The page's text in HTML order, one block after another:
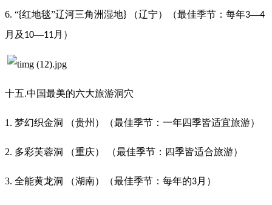
6. “{红地毯”辽河三角洲湿地} （辽宁）（最佳季节：每年3—4
月及 10—11月）
十五.中国最美的六大旅游洞穴
1. 梦幻织金洞 （贵州）（最佳季节：一年四季皆适宜旅游）
2. 多彩芙蓉洞 （重庆） （最佳季节：四季皆适合旅游）
3. 全能黄龙洞 （湖南）（最佳季节：每年的3月）